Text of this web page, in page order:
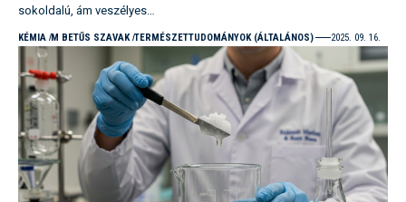
sokoldalú, ám veszélyes…
KÉMIA M BETŰS SZAVAK TERMÉSZETTUDOMÁNYOK (ÁLTALÁNOS) 2025. 09. 16.